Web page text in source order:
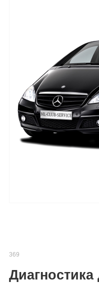
369
Диагностика